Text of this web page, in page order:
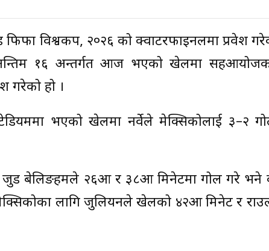
फिफा विश्वकप, २०२६ को क्वाटरफाइनलमा प्रवेश
१६ अन्तर्गत आज भएको खेलमा सहआयोजक
गरेको हो ।
भएको खेलमा नर्वेले मेक्सिकोलाई ३–२
जुड बेलिङहमले २६औँ र ३८औँ मिनेटमा गोल गरे भने
लागि जुलियनले खेलको ४२औँ मिनेट र